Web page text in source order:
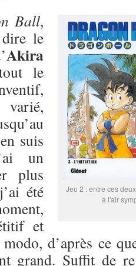
Jeu 2 : entre ces
a l'air
Ball,
le
Akira
le
varié,
suis
un
plus
été
et
d’après ce
grand. Suffit de